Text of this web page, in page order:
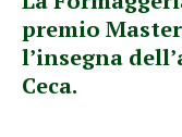
premio
l’insegna
Ceca.